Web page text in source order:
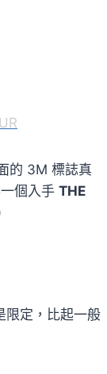
的 3M 標誌真
個入手 THE
限定，比起一般